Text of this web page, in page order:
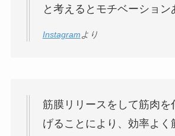
と考えるとモチベーション
Instagramより
筋膜リリースをして筋肉を
げることにより、効率よく